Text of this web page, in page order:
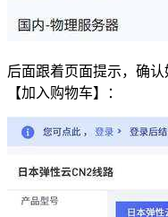
后面跟着页面提示，确
【加入购物车】：